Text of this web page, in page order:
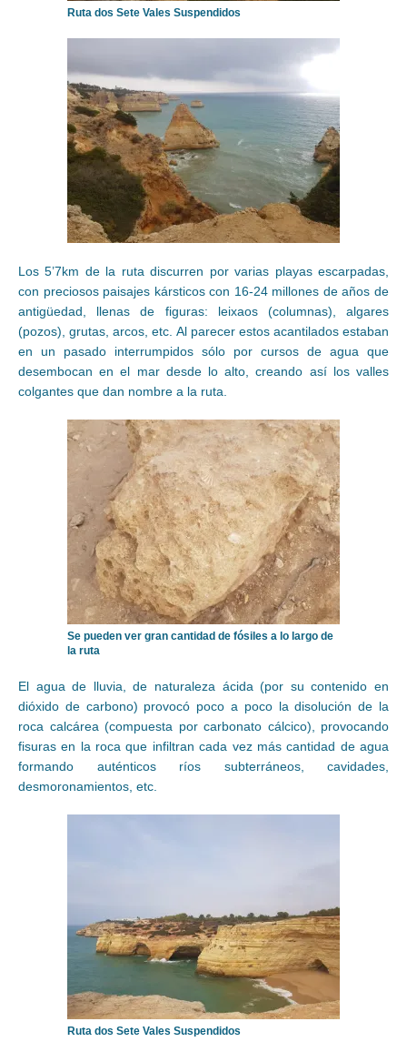
Ruta dos Sete Vales Suspendidos
Los 5’7km de la ruta discurren por varias playas escarpadas,
con preciosos paisajes kársticos con 16-24 millones de años de
antigüedad, llenas de figuras: leixaos (columnas), algares
(pozos), grutas, arcos, etc. Al parecer estos acantilados estaban
en un pasado interrumpidos sólo por cursos de agua que
desembocan en el mar desde lo alto, creando así los valles
colgantes que dan nombre a la ruta.
Se pueden ver gran cantidad de fósiles a lo largo de
la ruta
El agua de lluvia, de naturaleza ácida (por su contenido en
dióxido de carbono) provocó poco a poco la disolución de la
roca calcárea (compuesta por carbonato cálcico), provocando
fisuras en la roca que infiltran cada vez más cantidad de agua
formando auténticos ríos subterráneos, cavidades,
desmoronamientos, etc.
Ruta dos Sete Vales Suspendidos